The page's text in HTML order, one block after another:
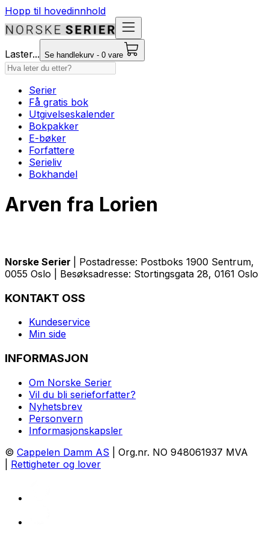
Hopp til hovedinnhold
Laster... Se handlekurv - 0 vare
Serier
Få gratis bok
Utgivelseskalender
Bokpakker
E-bøker
Forfattere
Serieliv
Bokhandel
Arven fra Lorien
Norske Serier
| Postadresse: Postboks 1900 Sentrum,
0055 Oslo | Besøksadresse: Stortingsgata 28, 0161 Oslo
KONTAKT OSS
Kundeservice
Min side
INFORMASJON
Om Norske Serier
Vil du bli serieforfatter?
Nyhetsbrev
Personvern
Informasjonskapsler
© Cappelen Damm AS | Org.nr. NO 948061937 MVA
Rettigheter og lover